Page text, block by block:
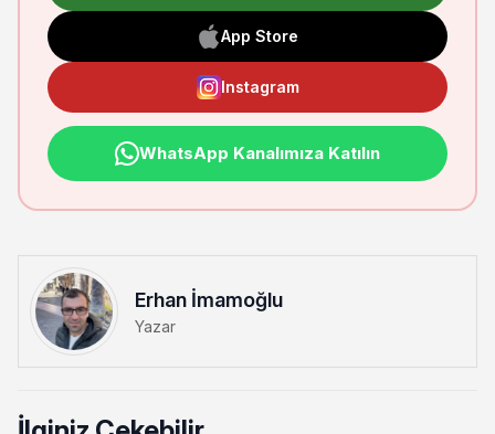
App Store
Instagram
WhatsApp Kanalımıza Katılın
Erhan İmamoğlu
Yazar